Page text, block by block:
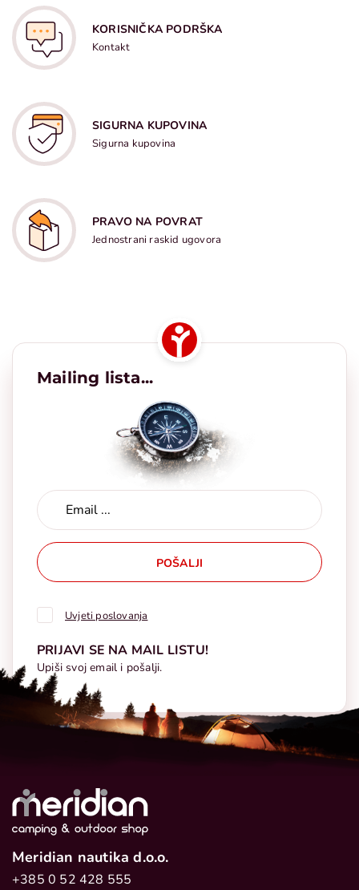
KORISNIČKA PODRŠKA
Kontakt
SIGURNA KUPOVINA
Sigurna kupovina
PRAVO NA POVRAT
Jednostrani raskid ugovora
Mailing lista...
POŠALJI
Uvjeti poslovanja
PRIJAVI SE NA MAIL LISTU!
Upiši svoj email i pošalji.
Meridian nautika d.o.o.
+385 0 52 428 555